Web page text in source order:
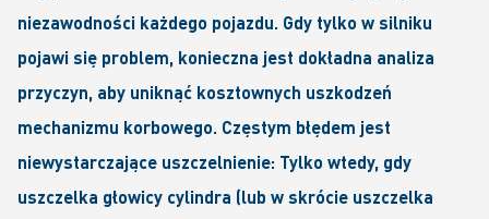
niezawodności każdego pojazdu. Gdy tylko w silniku
pojawi się problem, konieczna jest dokładna analiza
przyczyn, aby uniknąć kosztownych uszkodzeń
mechanizmu korbowego. Częstym błędem jest
niewystarczające uszczelnienie: Tylko wtedy, gdy
uszczelka głowicy cylindra (lub w skrócie uszczelka